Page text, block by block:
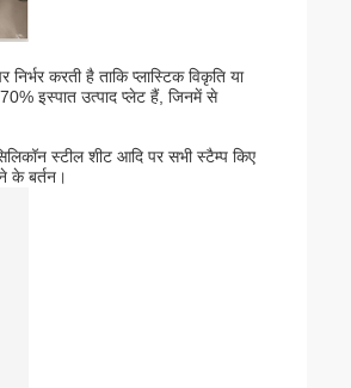
करती है ताकि प्लास्टिक विकृति या
इस्पात उत्पाद प्लेट हैं, जिनमें से
स्टील शीट आदि पर सभी स्टैम्प किए
के बर्तन।